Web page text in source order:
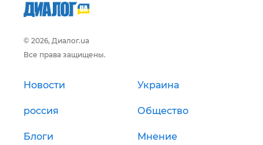
© 2026, Диалог.ua
Все права защищены.
Новости Украина
россия Общество
Блоги Мнение